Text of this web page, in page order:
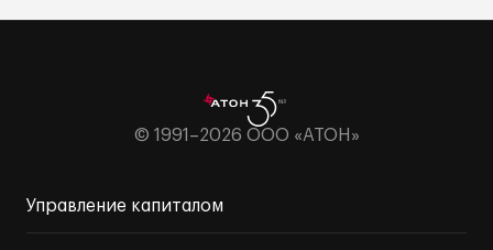
© 1991–2026 ООО «АТОН»
Управление капиталом